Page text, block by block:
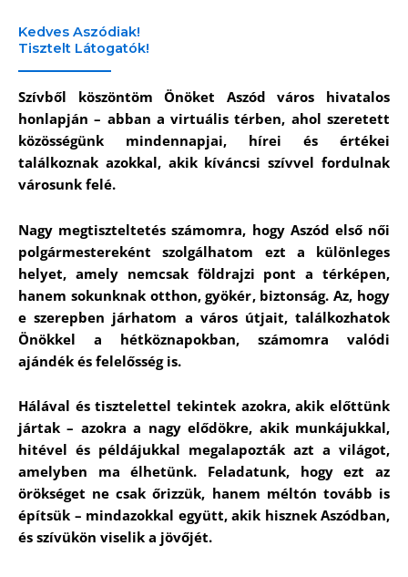
Kedves Aszódiak!
Tisztelt Látogatók!
Szívből köszöntöm Önöket Aszód város hivatalos
honlapján – abban a virtuális térben, ahol szeretett
közösségünk mindennapjai, hírei és értékei
találkoznak azokkal, akik kíváncsi szívvel fordulnak
városunk felé.
Nagy megtiszteltetés számomra, hogy Aszód első női
polgármestereként szolgálhatom ezt a különleges
helyet, amely nemcsak földrajzi pont a térképen,
hanem sokunknak otthon, gyökér, biztonság. Az, hogy
e szerepben járhatom a város útjait, találkozhatok
Önökkel a hétköznapokban, számomra valódi
ajándék és felelősség is.
Hálával és tisztelettel tekintek azokra, akik előttünk
jártak – azokra a nagy elődökre, akik munkájukkal,
hitével és példájukkal megalapozták azt a világot,
amelyben ma élhetünk. Feladatunk, hogy ezt az
örökséget ne csak őrizzük, hanem méltón tovább is
építsük – mindazokkal együtt, akik hisznek Aszódban,
és szívükön viselik a jövőjét.